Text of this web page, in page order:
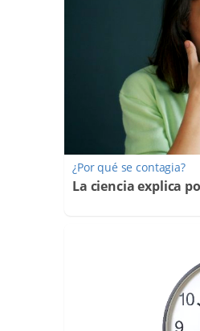
¿Por qué se contagia?
La ciencia explica